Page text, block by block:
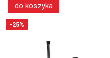
do koszyka
-25%